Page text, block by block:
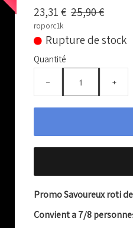
23,31 € 25,90 €
roporc1k
Rupture de stock
Quantité
− +
Promo Savoureux roti
Convient a 7/8 personne